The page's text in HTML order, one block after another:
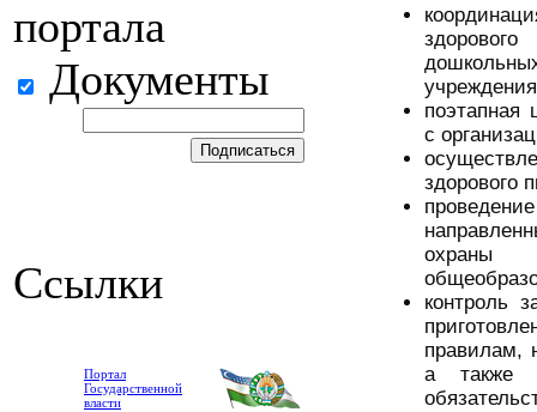
портала
Документы
Ссылки
Портал
Государственной
власти
поэтапная
с
здорового
охраны
контроль
правилам,
а также